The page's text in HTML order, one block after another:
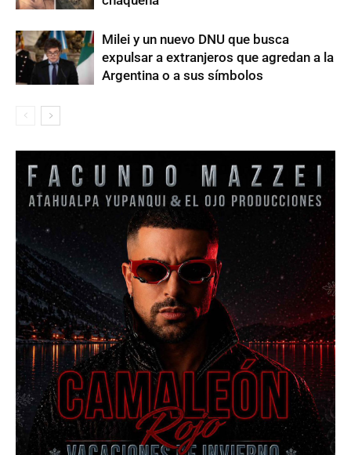
Milei y un nuevo DNU que busca
expulsar a extranjeros que agredan a la
Argentina o a sus símbolos